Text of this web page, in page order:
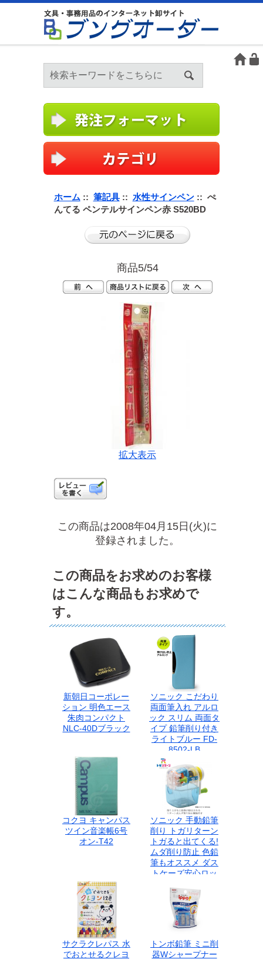
ホーム :: 筆記具:: 水性サインペン:: ぺ
んてる ペンテルサインペン赤 S520BD
商品5/54
拡大表示
この商品は2008年04月15日(火)に
登録されました。
この商品をお求めのお客様
はこんな商品もお求めで
す。
新朝日コーポレー
ション 明色エース
朱肉コンパクト
NLC-40Dブラック
ソニック こだわり
両面筆入れ アルロ
ック スリム 両面タ
イプ 鉛筆削り付き
ライトブルー FD-
8502-LB
コクヨ キャンパス
ツイン音楽帳6号
オン-T42
ソニック 手動鉛筆
削り トガリターン
トガると出てくる!
ムダ削り防止 色鉛
筆もオススメ ダス
トケーズ安心ロッ
4297
サクラクレパス 水
でおとせるクレヨ
トンボ鉛筆 ミニ削
器Wシャープナー